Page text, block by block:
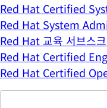
Red Hat Certified
Red Hat System
Red Hat 교육 서브스
Red Hat Certified
Red Hat Certified